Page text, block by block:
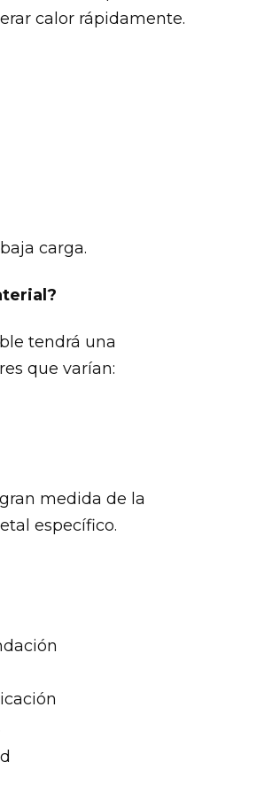
calor rápidamente.
carga.
tendrá una
que varían:
medida de la
específico.